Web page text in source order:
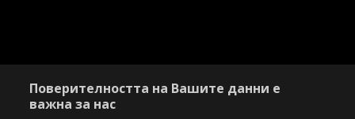
Поверителността на Вашите данни е
важна за нас